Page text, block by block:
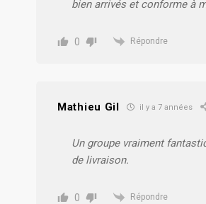
bien arrivés et conforme à
0 Répondre
Mathieu Gil il y a 7 années
Un groupe vraiment
de livraison.
0 Répondre